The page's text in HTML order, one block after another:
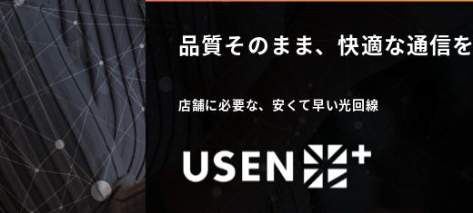
品質そのまま、快適な通信を
店舗に必要な、安くて早い光回線